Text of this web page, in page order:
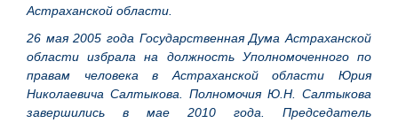
Астраханской области.
26 мая 2005 года Государственная Дума Астраханской
области избрала на должность Уполномоченного по
правам человека в Астраханской области Юрия
Николаевича Салтыкова. Полномочия Ю.Н. Салтыкова
завершились в мае 2010 года. Председатель